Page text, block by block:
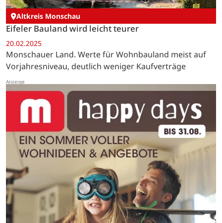
Altkreis Monschau
Eifeler Bauland wird leicht teurer
20.02.2025
Monschauer Land. Werte für Wohnbauland meist auf
Vorjahresniveau, deutlich weniger Kaufverträge